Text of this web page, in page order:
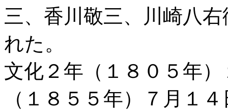
三、香川敬三、川崎八
れた。
文化２年（１８０５年
（１８５５年）７月１